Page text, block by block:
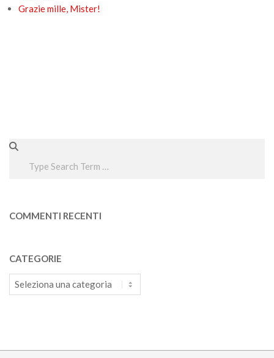
Grazie mille, Mister!
Search
COMMENTI RECENTI
CATEGORIE
Categorie